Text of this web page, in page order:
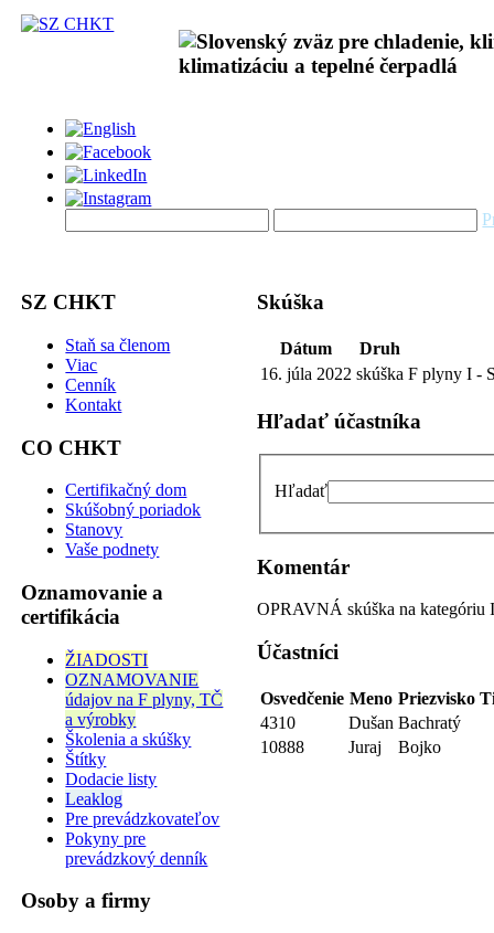
SZ CHKT
Staň sa členom
Viac
Cenník
Kontakt
CO CHKT
Certifikačný dom
Skúšobný poriadok
Stanovy
Vaše podnety
Oznamovanie a
certifikácia
ŽIADOSTI
OZNAMOVANIE
údajov na F plyny, TČ
a výrobky
Školenia a skúšky
Štítky
Dodacie listy
Leaklog
Pre prevádzkovateľov
Pokyny pre
prevádzkový denník
Osoby a firmy
Skúška
Dátum
Druh
16. júla 2022 skúška F plyny I -
Hľadať účastníka
Hľadať
Komentár
OPRAVNÁ skúška na
Účastníci
Osvedčenie Meno Priezvisko
4310
Dušan Bachratý
10888
Juraj Bojko